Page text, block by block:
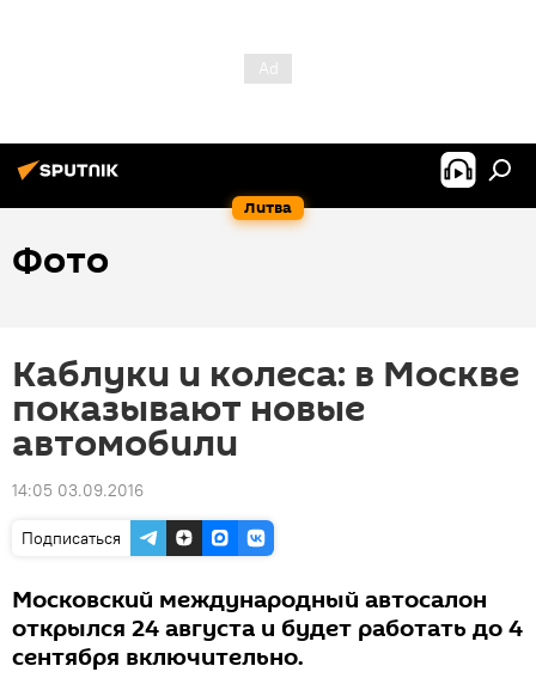
Литва
Фото
Каблуки и колеса: в Москве
показывают новые
автомобили
14:05 03.09.2016
Подписаться
Московский международный автосалон
открылся 24 августа и будет работать до 4
сентября включительно.